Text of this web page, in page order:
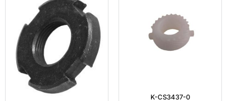
K-CS3437-0